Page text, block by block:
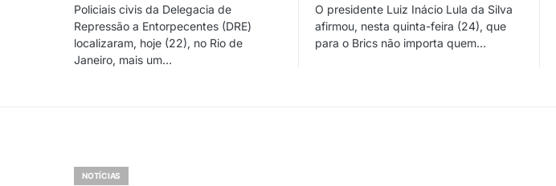
Policiais civis da Delegacia de
Repressão a Entorpecentes (DRE)
localizaram, hoje (22), no Rio de
Janeiro, mais um…
O presidente Luiz Inácio Lula da Silva
afirmou, nesta quinta-feira (24), que
para o Brics não importa quem…
NOTÍCIAS